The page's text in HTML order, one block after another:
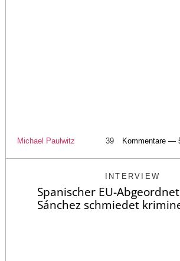
Michael Paulwitz 39 Kommentare —
INTERVIEW
Spanischer EU-
Sánchez schmiedet